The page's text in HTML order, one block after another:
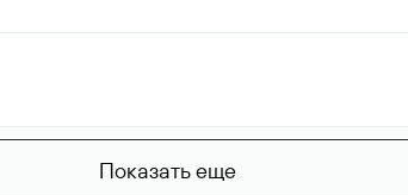
Показать еще